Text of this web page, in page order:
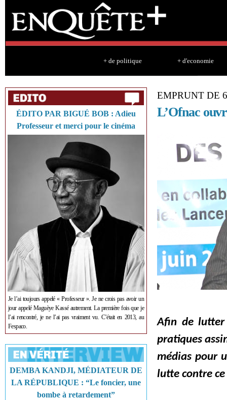
+ de politique + d'economie
ÉDITO PAR BIGUÉ BOB : Adieu
Professeur et merci pour le cinéma
Je l’ai toujours appelé « Professeur ». Je ne crois pas avoir un
jour appelé Maguèye Kassé autrement. La première fois que je
l’ai rencontré, je ne l’ai pas vraiment vu. C’était en 2013, au
Fespaco.
DEMBA KANDJI, MÉDIATEUR DE
LA RÉPUBLIQUE : “Le foncier, une
bombe à retardement”
EMPRUNT DE
L’Ofnac
Afin de lutter
pratiques
médias pour
lutte contre